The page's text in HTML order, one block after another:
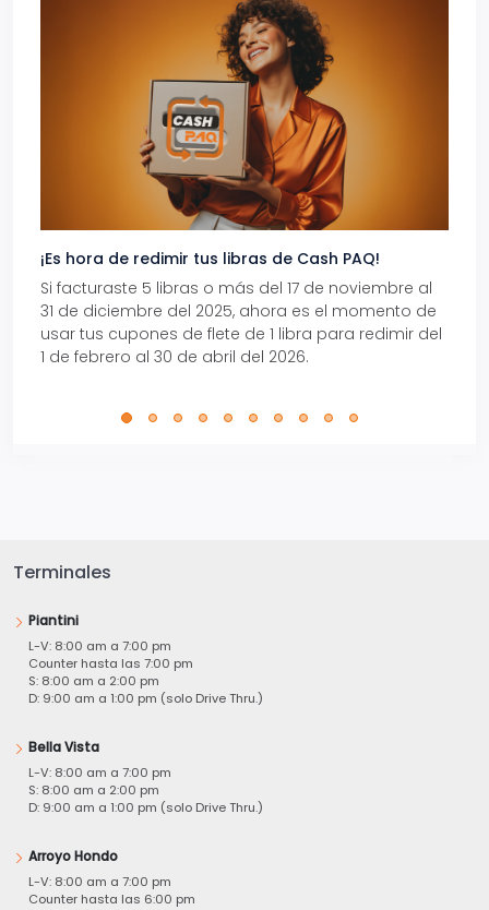
¡Es hora de redimir tus libras de Cash PAQ!
Si facturaste 5 libras o más del 17 de noviembre al
31 de diciembre del 2025, ahora es el momento de
usar tus cupones de flete de 1 libra para redimir del
1 de febrero al 30 de abril del 2026.
Terminales
Piantini
L-V: 8:00 am a 7:00 pm
Counter hasta las 7:00 pm
S: 8:00 am a 2:00 pm
D: 9:00 am a 1:00 pm (solo Drive Thru.)
Bella Vista
L-V: 8:00 am a 7:00 pm
S: 8:00 am a 2:00 pm
D: 9:00 am a 1:00 pm (solo Drive Thru.)
Arroyo Hondo
L-V: 8:00 am a 7:00 pm
Counter hasta las 6:00 pm